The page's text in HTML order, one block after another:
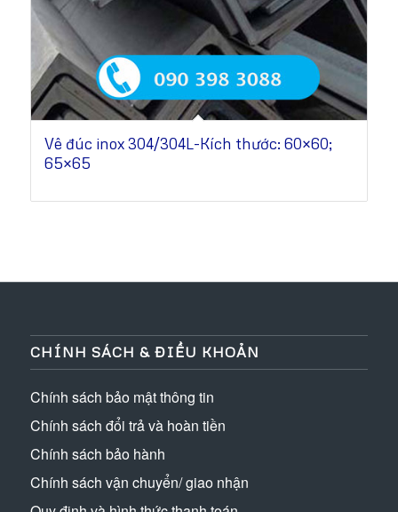
Vê đúc inox 304/304L-Kích thước: 60×60;
65×65
CHÍNH SÁCH & ĐIỀU KHOẢN
Chính sách bảo mật thông tin
Chính sách đổi trả và hoàn tiền
Chính sách bảo hành
Chính sách vận chuyển/ giao nhận